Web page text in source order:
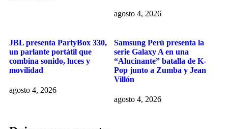
agosto 4, 2026
JBL presenta PartyBox 330,
un parlante portátil que
combina sonido, luces y
movilidad
agosto 4, 2026
Samsung Perú presenta la
serie Galaxy A en una
“Alucinante” batalla de K-
Pop junto a Zumba y Jean
Villón
agosto 4, 2026